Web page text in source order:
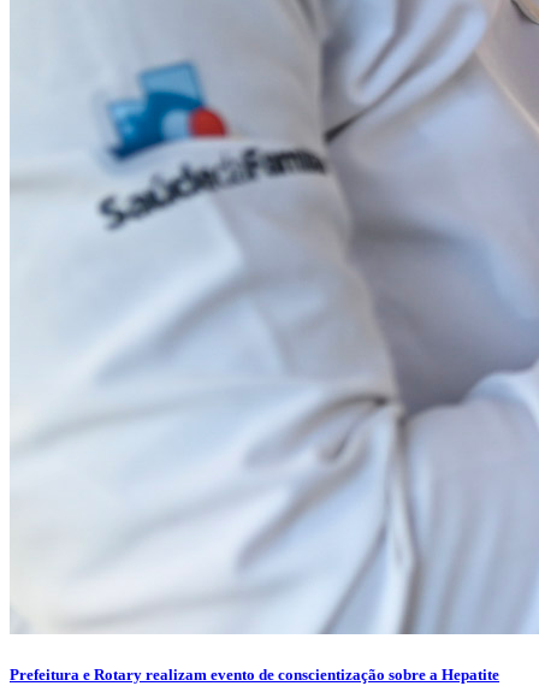
Prefeitura e Rotary realizam evento de conscientização sobre a Hepatite